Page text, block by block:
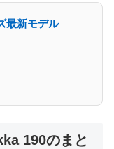
最新モデル
190のまと